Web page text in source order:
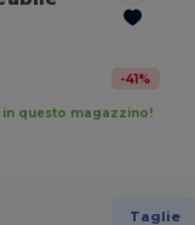
-41%
questo magazzino!
Taglie